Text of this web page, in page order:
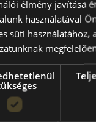
Kosárba
élmény javítása
használatával
süti használatához,